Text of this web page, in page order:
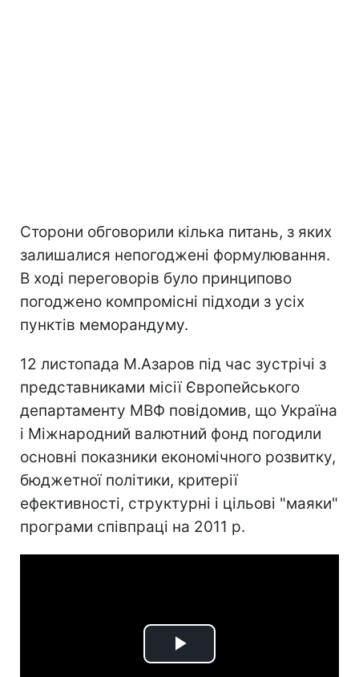
Сторони обговорили кілька питань, з яких
залишалися непогоджені формулювання.
В ході переговорів було принципово
погоджено компромісні підходи з усіх
пунктів меморандуму.
12 листопада М.Азаров під час зустрічі з
представниками місії Європейського
департаменту МВФ повідомив, що Україна
і Міжнародний валютний фонд погодили
основні показники економічного розвитку,
бюджетної політики, критерії
ефективності, структурні і цільові "маяки"
програми співпраці на 2011 р.
Play